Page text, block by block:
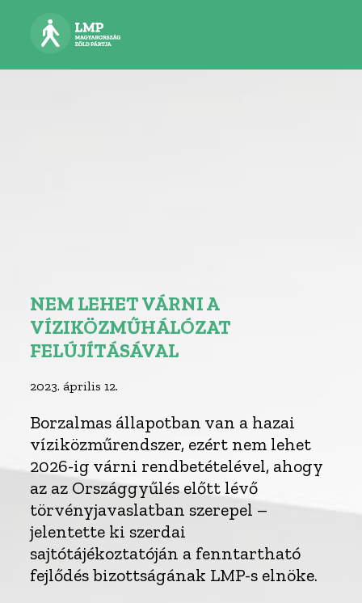
NEM LEHET VÁRNI A
VÍZIKÖZMŰHÁLÓZAT
FELÚJÍTÁSÁVAL
2023. április 12.
Borzalmas állapotban van a hazai
víziközműrendszer, ezért nem lehet
2026-ig várni rendbetételével, ahogy
az az Országgyűlés előtt lévő
törvényjavaslatban szerepel –
jelentette ki szerdai
sajtótájékoztatóján a fenntartható
fejlődés bizottságának LMP-s elnöke.